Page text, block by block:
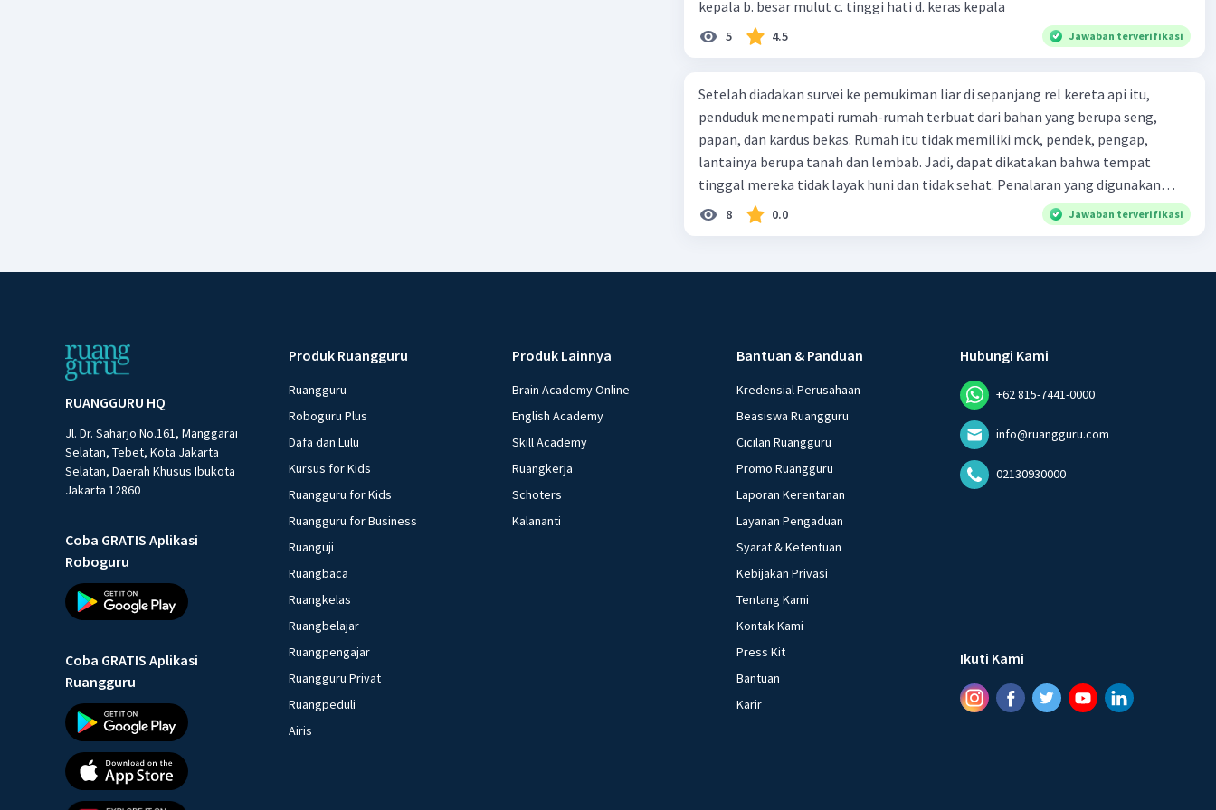
kepala b. besar mulut c. tinggi hati d. keras kepala
5 4.5 Jawaban terverifikasi
Setelah diadakan survei ke pemukiman liar di sepanjang rel kereta api itu,
penduduk menempati rumah-rumah terbuat dari bahan yang berupa seng,
papan, dan kardus bekas. Rumah itu tidak memiliki mck, pendek, pengap,
lantainya berupa tanah dan lembab. Jadi, dapat dikatakan bahwa tempat
tinggal mereka tidak layak huni dan tidak sehat. Penalaran yang digunakan
dalam paragraf tersebut adalah . . . .
8 0.0 Jawaban terverifikasi
RUANGGURU HQ
Jl. Dr. Saharjo No.161, Manggarai
Selatan, Tebet, Kota Jakarta
Selatan, Daerah Khusus Ibukota
Jakarta 12860
Coba GRATIS Aplikasi
Roboguru
Coba GRATIS Aplikasi
Ruangguru
Produk Ruangguru
Ruangguru
Roboguru Plus
Dafa dan Lulu
Kursus for Kids
Ruangguru for Kids
Ruangguru for Business
Ruanguji
Ruangbaca
Ruangkelas
Ruangbelajar
Ruangpengajar
Ruangguru Privat
Ruangpeduli
Airis
Produk Lainnya
Brain Academy Online
English Academy
Skill Academy
Ruangkerja
Schoters
Kalananti
Bantuan & Panduan
Kredensial Perusahaan
Beasiswa Ruangguru
Cicilan Ruangguru
Promo Ruangguru
Laporan Kerentanan
Layanan Pengaduan
Syarat & Ketentuan
Kebijakan Privasi
Tentang Kami
Kontak Kami
Press Kit
Bantuan
Karir
Hubungi Kami
+62 815-7441-0000
info@ruangguru.com
02130930000
Ikuti Kami